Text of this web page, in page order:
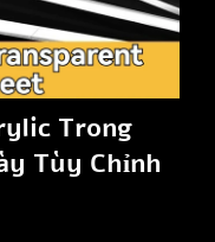
Trong
Tùy Chỉnh